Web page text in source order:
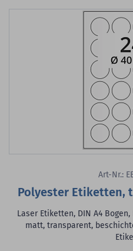
Art-Nr.:
Polyester Etiketten,
Laser Etiketten, DIN A4
matt, transparent,